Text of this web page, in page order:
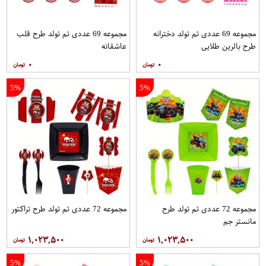
مجموعه 69 عددی تم تولد دخترانه
طرح بالرین طلایی
۰
مجموعه 69 عددی تم تولد طرح قلب
عاشقانه
۰
5%
مجموعه 72 عددی تم تولد طرح
مانستر جم
۱,۰۲۳,۵۰۰
5%
مجموعه 72 عددی تم تولد طرح تراکتور
۱,۰۲۳,۵۰۰
5%
5%